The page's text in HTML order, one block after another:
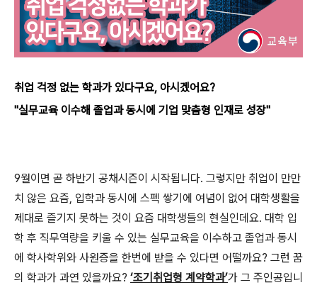
취업 걱정 없는 학과가 있다구요, 아시겠어요?
"실무교육 이수해 졸업과 동시에 기업 맞춤형 인재로 성장"
9월이면 곧 하반기 공채시즌이 시작됩니다. 그렇지만 취업이 만만
치 않은 요즘, 입학과 동시에 스펙 쌓기에 여념이 없어 대학생활을
제대로 즐기지 못하는 것이 요즘 대학생들의 현실인데요. 대학 입
학 후 직무역량을 키울 수 있는 실무교육을 이수하고 졸업과 동시
에 학사학위와 사원증을 한번에 받을 수 있다면 어떨까요? 그런 꿈
의 학과가 과연 있을까요? ‘조기취업형 계약학과’가 그 주인공입니